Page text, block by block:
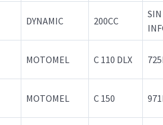
DYNAMIC 200CC
SIN
MOTOMEL C 110 DLX
MOTOMEL C 150